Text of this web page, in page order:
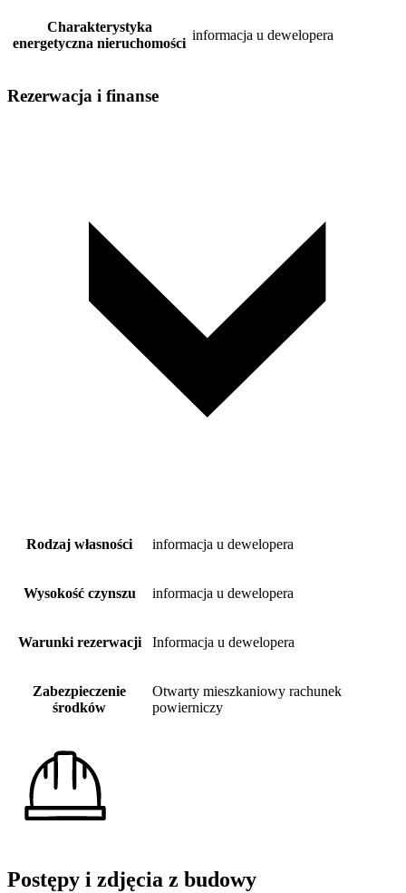
Charakterystyka
energetyczna nieruchomości
informacja u dewelopera
Rezerwacja i finanse
Rodzaj własności informacja u dewelopera
Wysokość czynszu informacja u dewelopera
Warunki rezerwacji Informacja u dewelopera
Zabezpieczenie
środków
Otwarty mieszkaniowy rachunek
powierniczy
Postępy i zdjęcia z budowy